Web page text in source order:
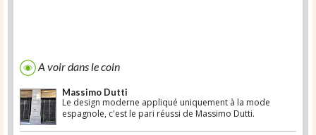
A voir dans le coin
Massimo Dutti
Le design moderne appliqué uniquement à la mode
espagnole, c'est le pari réussi de Massimo Dutti.